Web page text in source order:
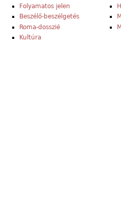
Folyamatos jelen
Beszélő-beszélgetés
Roma-dosszié
Kultúra